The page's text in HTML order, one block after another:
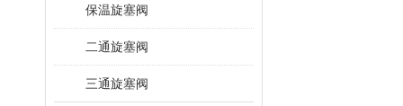
保温旋塞阀
二通旋塞阀
三通旋塞阀